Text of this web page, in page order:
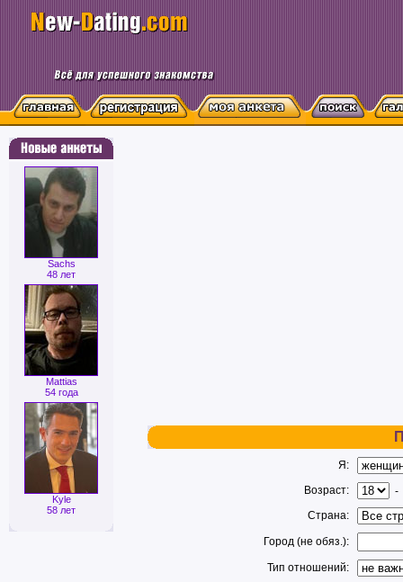
Sachs
48 лет
Mattias
54 года
Kyle
58 лет
Я:
Возраст:
-
Страна:
Город (не обяз.):
Тип отношений: